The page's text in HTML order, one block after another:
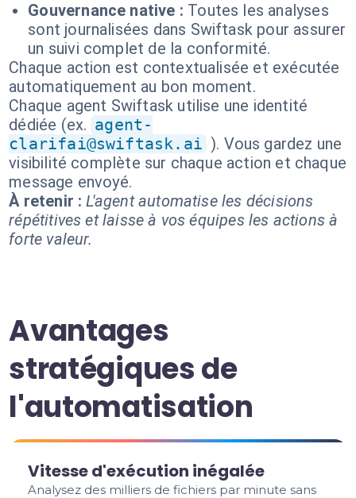
Gouvernance native : Toutes les analyses
sont journalisées dans Swiftask pour assurer
un suivi complet de la conformité.
Chaque action est contextualisée et exécutée
automatiquement au bon moment.
Chaque agent Swiftask utilise une identité
dédiée (ex. agent-
clarifai@swiftask.ai ). Vous gardez une
visibilité complète sur chaque action et chaque
message envoyé.
À retenir : L'agent automatise les décisions
répétitives et laisse à vos équipes les actions à
forte valeur.
Avantages
stratégiques de
l'automatisation
Vitesse d'exécution inégalée
Analysez des milliers de fichiers par minute sans